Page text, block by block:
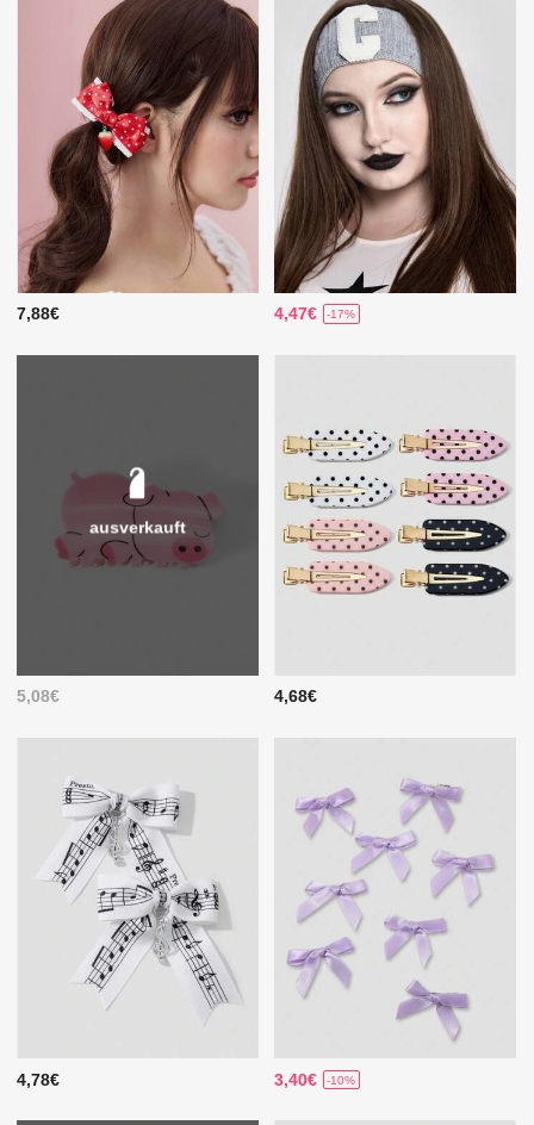
7,88€ 4,47€ -17%
ausverkauft
5,08€ 4,68€
4,78€ 3,40€ -10%